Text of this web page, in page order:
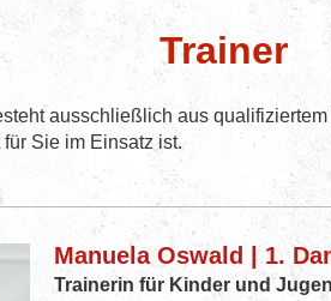
Trainer
ausschließlich aus
Sie im Einsatz ist.
Manuela Oswald | 1.
Trainerin für Kinder und